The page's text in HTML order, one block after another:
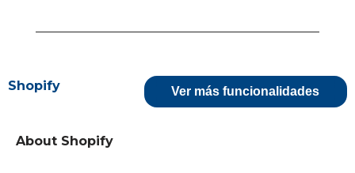
Shopify Ver más funcionalidades
About Shopify